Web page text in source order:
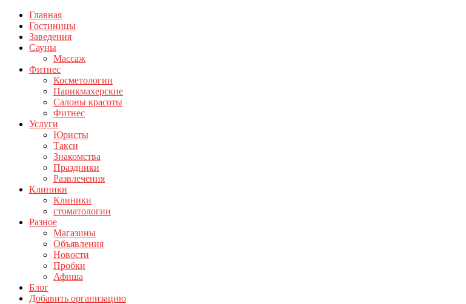
Главная
Гостиницы
Заведения
Сауны
Массаж
Фитнес
Косметологии
Парикмахерские
Салоны красоты
Фитнес
Услуги
Юристы
Такси
Знакомства
Праздники
Развлечения
Клиники
Клиники
стоматологии
Разное
Магазины
Объявления
Новости
Пробки
Афиша
Блог
Добавить организацию